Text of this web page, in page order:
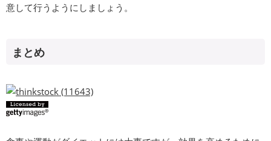
意して行うようにしましょう。
まとめ